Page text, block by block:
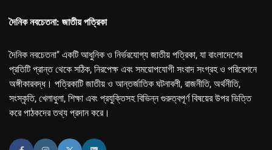
দৈনিক নবচেতনা: জাতীয় পত্রিকা
দৈনিক নবচেতনা" একটি আধুনিক ও নির্ভরযোগ্য জাতীয় পত্রিকা, যা বাংলাদেশের
প্রতিটি প্রান্ত থেকে সঠিক, নিরপেক্ষ এবং সময়োপযোগী সংবাদ সংগ্রহ ও পরিবেশনে
অঙ্গীকারবদ্ধ। পত্রিকাটি জাতীয় ও আন্তর্জাতিক ঘটনাবলী, রাজনীতি, অর্থনীতি,
সংস্কৃতি, খেলাধুলা, শিক্ষা এবং প্রযুক্তিসহ বিভিন্ন গুরুত্বপূর্ণ বিষয়ের উপর ভিত্তি
করে পাঠকদের তথ্য প্রদান করে।